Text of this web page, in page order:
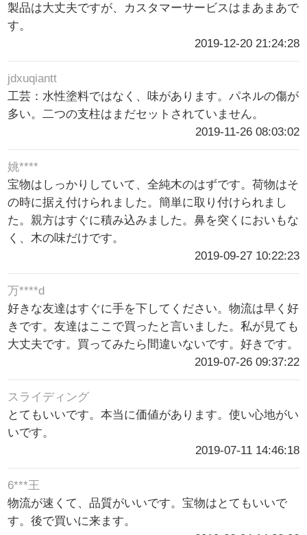
製品は大丈夫ですが、カスタマーサービスはまあまあで
す。
2019-12-20 21:24:28
jdxuqiantt
工芸：水性塗料ではなく、味があります。パネルの傷が
多い。二つの支柱はまだセットされていません。
2019-11-26 08:03:02
姚****
宝物はしっかりしていて、全純木のはずです。荷物はそ
の時に据え付けられました。簡単に取り付けられまし
た。親方はすぐに積み込みました。鼻を突くにおいもな
く、木の味だけです。
2019-09-27 10:22:23
万****d
好きな友達はすぐに手を下してください。物流は早く好
きです。友達はここで買ったと言いました。私が見ても
大丈夫です。買ってみたら間違いないです。好きです。
2019-07-26 09:37:22
スライディング
とてもいいです。本当に価値があります。使い心地がい
いです。
2019-07-11 14:46:18
6***王
物流が速くて、品質がいいです。宝物はとてもいいで
す。後で買いに来ます。